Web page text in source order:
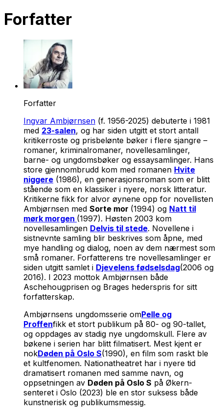
Forfatter
Forfatter
Ingvar Ambjørnsen (f. 1956-2025) debuterte i 1981
med 23-salen, og har siden utgitt et stort antall
kritikerroste og prisbelønte bøker i flere sjangre –
romaner, kriminalromaner, novellesamlinger,
barne- og ungdomsbøker og essaysamlinger. Hans
store gjennombrudd kom med romanen Hvite
niggere (1986), en generasjonsroman som er blitt
stående som en klassiker i nyere, norsk litteratur.
Kritikerne fikk for alvor øynene opp for novellisten
Ambjørnsen med Sorte mor (1994) og Natt til
mørk morgen (1997). Høsten 2003 kom
novellesamlingen Delvis til stede. Novellene i
sistnevnte samling blir beskrives som åpne, med
mye handling og dialog, noen av dem nærmest som
små romaner. Forfatterens tre novellesamlinger er
siden utgitt samlet i Djevelens fødselsdag(2006 og
2016). I 2023 mottok Ambjørnsen både
Aschehougprisen og Brages hederspris for sitt
forfatterskap.
Ambjørnsens ungdomsserie omPelle og
Proffenfikk et stort publikum på 80- og 90-tallet,
og oppdages av stadig nye ungdomskull. Flere av
bøkene i serien har blitt filmatisert. Mest kjent er
nokDøden på Oslo S(1990), en film som raskt ble
et kultfenomen. Nationatheatret har i nyere tid
dramatisert romanen med samme navn, og
oppsetningen av Døden på Oslo S på Økern-
senteret i Oslo (2023) ble en stor suksess både
kunstnerisk og publikumsmessig.